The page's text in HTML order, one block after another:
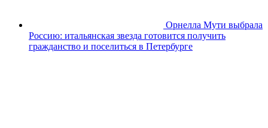
Орнелла Мути выбрала
Россию: итальянская звезда готовится получить
гражданство и поселиться в Петербурге